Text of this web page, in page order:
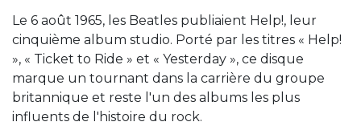
Le 6 août 1965, les Beatles publiaient Help!, leur
cinquième album studio. Porté par les titres « Help!
», « Ticket to Ride » et « Yesterday », ce disque
marque un tournant dans la carrière du groupe
britannique et reste l'un des albums les plus
influents de l'histoire du rock.